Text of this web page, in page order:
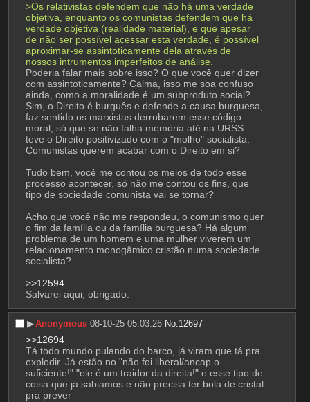
>Os relativistas defendem que não há uma verdade
objetiva, enquanto os comunistas defendem que há
verdade objetiva (realidade material), e que apesar
de não ser possível acessar esta verdade, é possível
aproximar-se assintoticamente dela através de
nossos intrumentos imperfeitos de análise.
Poderia falar mais sobre isso? O que você quer dizer
com assintoticamente? Calma, isso me soa confuso
ainda, como a moralidade é um subproduto social?
Sim, o Direito é burguês e defende a causa burguesa,
faz sentido os marxistas derrubarem esse código
moral, só que se não falha memória até na URSS
teve o Direito positivizado com o "molho" socialista.
Comunistas querem acabar com o Direito em si?
Tudo bem, você me contou os meios de todo esse
processo acontecer, só não me contou os fins, que
tipo de sociedade comunista vai se tornar?
Acho que você não me respondeu, o comunismo quer
o fim da família ou da família burguesa? Há algum
problema de um homem e uma mulher viverem um
relacionamento monogâmico cristão numa sociedade
socialista?
>>12594
Salvarei aqui, obrigado.
▶︎Anonymous 08-10-25 05:03:26 No.12697
>>12694
Tá todo mundo pulando do barco, já viram que tá pra
explodir. Já estão no "não foi liberal/ancap o
suficiente!" "ele é um traidor da direita!" e esse tipo de
coisa que já sabiamos e não precisa ter bola de cristal
pra prever